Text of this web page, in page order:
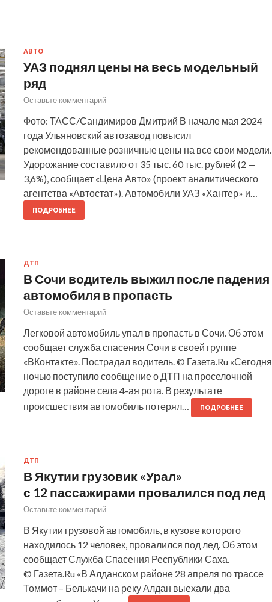
АВТО
УАЗ поднял цены на весь модельный
ряд
Оставьте комментарий
Фото: ТАСС/Сандимиров Дмитрий В начале мая 2024
года Ульяновский автозавод повысил
рекомендованные розничные цены на все свои модели.
Удорожание составило от 35 тыс. 60 тыс. рублей (2 —
3,6%), сообщает «Цена Авто» (проект аналитического
агентства «Автостат»). Автомобили УАЗ «Хантер» и…
ПОДРОБНЕЕ
ДТП
В Сочи водитель выжил после падения
автомобиля в пропасть
Оставьте комментарий
Легковой автомобиль упал в пропасть в Сочи. Об этом
сообщает служба спасения Сочи в своей группе
«ВКонтакте». Пострадал водитель. © Газета.Ru «Сегодня
ночью поступило сообщение о ДТП на проселочной
дороге в районе села 4-ая рота. В результате
происшествия автомобиль потерял…
ПОДРОБНЕЕ
ДТП
В Якутии грузовик «Урал»
с 12 пассажирами провалился под лед
Оставьте комментарий
В Якутии грузовой автомобиль, в кузове которого
находилось 12 человек, провалился под лед. Об этом
сообщает Служба Спасения Республики Саха.
© Газета.Ru «В Алданском районе 28 апреля по трассе
Томмот – Белькачи на реку Алдан выехали два